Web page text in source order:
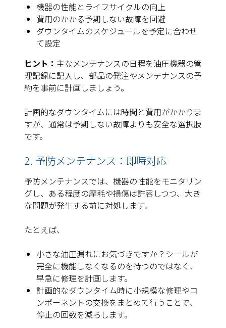
機器の性能とライフサイクルの向上
費用のかかる予期しない故障を回避
ダウンタイムのスケジュールを予定に合わせ
て設定
ヒント： 主なメンテナンスの日程を油圧機器の管
理記録に記入し、部品の発注やメンテナンスの予
約を事前に計画しましょう。
計画的なダウンタイムには時間と費用がかかりま
すが、通常は予期しない故障よりも安全な選択肢
です。
2. 予防メンテナンス：即時対応
予防メンテナンスでは、機器の性能をモニタリン
グし、ある程度の摩耗や損傷は許容しつつ、大き
な問題が発生する前に対処します。
たとえば、
小さな油圧漏れにお気づきですか？シールが
完全に機能しなくなるのを待つのではなく、
早急に修理を計画します。
計画的なダウンタイム時に小規模な修理やコ
ンポーネントの交換をまとめて行うことで、
停止の回数を減らします。